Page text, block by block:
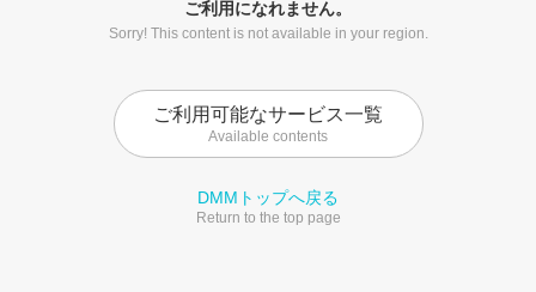
ご利用になれません。
Sorry! This content is not available in your region.
ご利用可能なサービス一覧
Available contents
DMMトップへ戻る
Return to the top page